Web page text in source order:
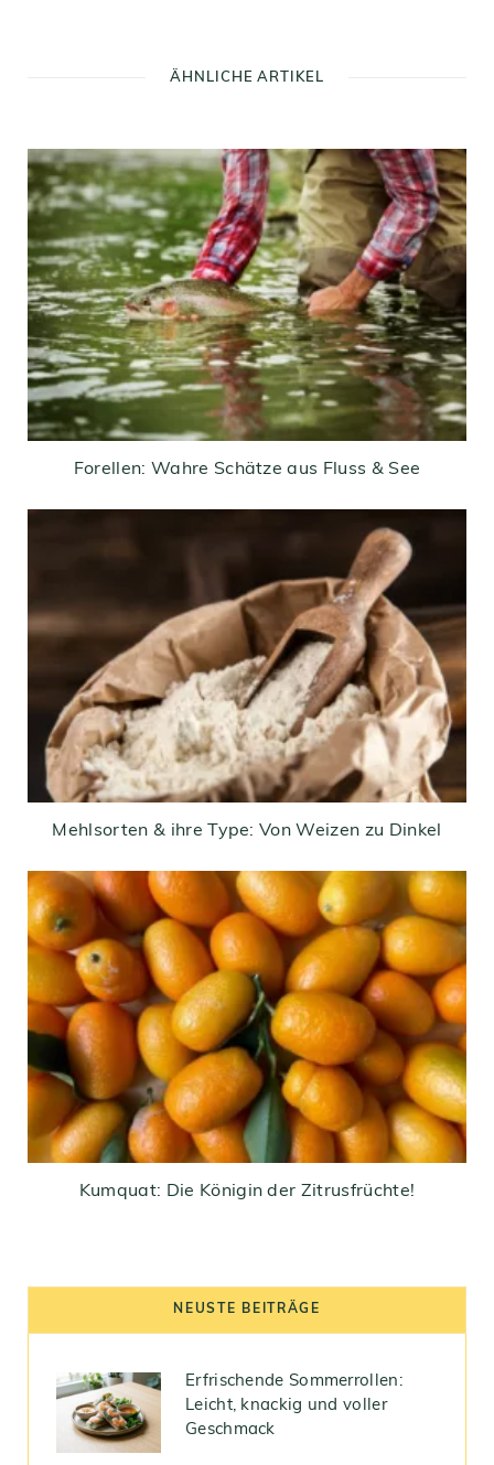
ÄHNLICHE ARTIKEL
Forellen: Wahre Schätze aus Fluss & See
Mehlsorten & ihre Type: Von Weizen zu Dinkel
Kumquat: Die Königin der Zitrusfrüchte!
NEUSTE BEITRÄGE
Erfrischende Sommerrollen:
Leicht, knackig und voller
Geschmack